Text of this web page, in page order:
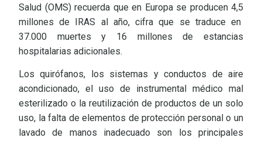
Salud (OMS) recuerda que en Europa se producen 4,5
millones de IRAS al año, cifra que se traduce en
37.000 muertes y 16 millones de estancias
hospitalarias adicionales.
Los quirófanos, los sistemas y conductos de aire
acondicionado, el uso de instrumental médico mal
esterilizado o la reutilización de productos de un solo
uso, la falta de elementos de protección personal o un
lavado de manos inadecuado son los principales